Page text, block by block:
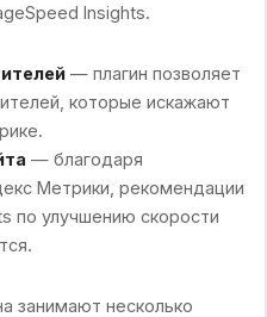
Insights.
— плагин позволяет
которые искажают
— благодаря
Метрики, рекомендации
по улучшению скорости
занимают несколько